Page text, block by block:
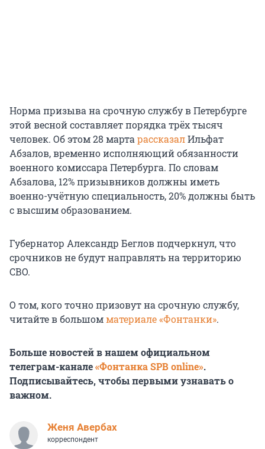
Норма призыва на срочную службу в Петербурге
этой весной составляет порядка трёх тысяч
человек. Об этом 28 марта рассказалИльфат
Абзалов, временно исполняющий обязанности
военного комиссара Петербурга. По словам
Абзалова, 12% призывников должны иметь
военно-учётную специальность, 20% должны быть
с высшим образованием.
Губернатор Александр Беглов подчеркнул, что
срочников не будут направлять на территорию
СВО.
О том, кого точно призовут на срочную службу,
читайте в большомматериале «Фонтанки».
Больше новостей в нашем официальном
телеграм-канале«Фонтанка SPB online».
Подписывайтесь, чтобы первыми узнавать о
важном.
Женя Авербах
корреспондент